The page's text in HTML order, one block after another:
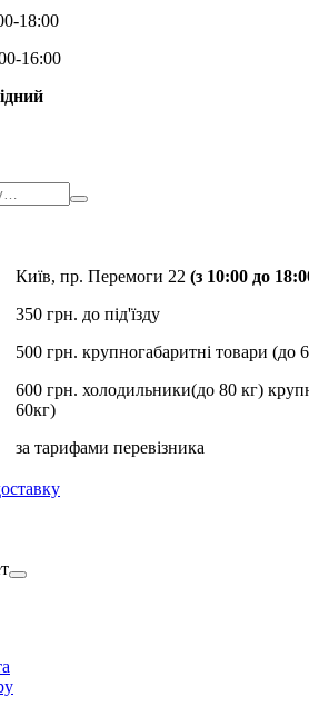
Київ, пр. Перемоги 22 (з 10:00 до
350 грн. до під'їзду
500 грн. крупногабаритні товари (до
600 грн. холодильники(до 80 кг)
60кг)
за тарифами перевізника